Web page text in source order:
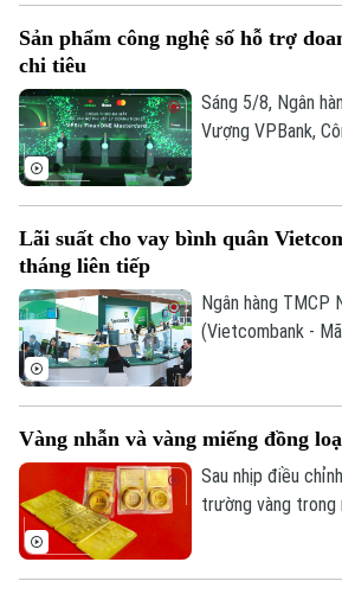
Theo dõi Hà Nội On
thể phục hồi. Kết
HNX-Index cũng
mức 292,64 điểm.
Sản phẩm công nghệ số hỗ trợ
chi tiêu
Sáng 5/8, Ngân
Vượng VPBank,
nghiệp trong quản
Lãi suất cho vay bình quân
tháng liên tiếp
Ngân hàng TMCP
(Vietcombank -
tăng thứ năm liên
Vàng nhẫn và vàng miếng đồng
Sau nhịp điều
trường vàng trong